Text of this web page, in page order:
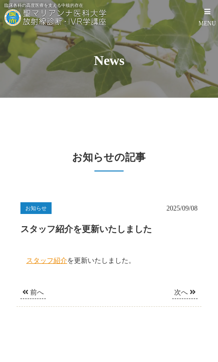
臨床各科の高度医療を支える中核的存在
MENU
News
お知らせの記事
スタッフ紹介を更新いたしました
お知らせ 2025/09/08
スタッフ紹介を更新いたしました。
前へ 次へ
HOME
画像診断
見学・医局員募集
患者さま